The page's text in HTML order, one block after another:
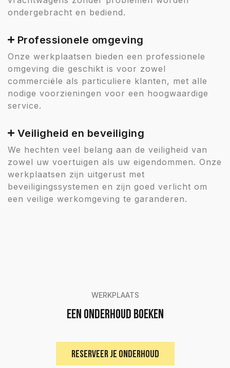
ondergebracht en bediend.
Professionele omgeving
Onze werkplaatsen bieden een professionele
omgeving die geschikt is voor zowel
commerciële als particuliere klanten, met alle
nodige voorzieningen voor een hoogwaardige
service.
Veiligheid en beveiliging
We hechten veel belang aan de veiligheid van
zowel uw voertuigen als uw eigendommen. Onze
werkplaatsen zijn uitgerust met
beveiligingssystemen en zijn goed verlicht om
een veilige werkomgeving te garanderen.
WERKPLAATS
Een onderhoud boeken
RESERVEER JE ONDERHOUD